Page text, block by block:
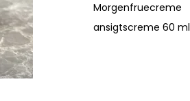
Morgenfruecreme
ansigtscreme 60 ml